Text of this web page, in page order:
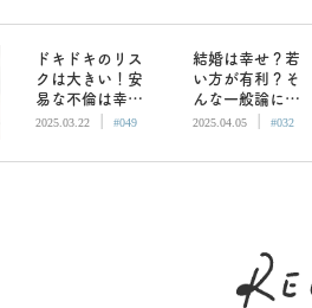
ドキドキのリス
クは大きい！安
易な不倫は幸せ
の遠回り／大人
さんの恋愛の違
2025.03.22 | #049
結婚は幸せ？若
い方が有利？そ
んな一般論に振
り回されない生
と子供おばさん
2025.04.05 | #032